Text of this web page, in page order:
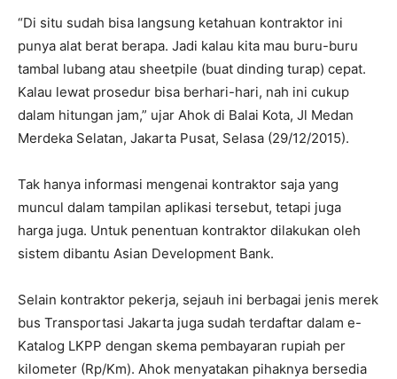
“Di situ sudah bisa langsung ketahuan kontraktor ini
punya alat berat berapa. Jadi kalau kita mau buru-buru
tambal lubang atau sheetpile (buat dinding turap) cepat.
Kalau lewat prosedur bisa berhari-hari, nah ini cukup
dalam hitungan jam,” ujar Ahok di Balai Kota, Jl Medan
Merdeka Selatan, Jakarta Pusat, Selasa (29/12/2015).
Tak hanya informasi mengenai kontraktor saja yang
muncul dalam tampilan aplikasi tersebut, tetapi juga
harga juga. Untuk penentuan kontraktor dilakukan oleh
sistem dibantu Asian Development Bank.
Selain kontraktor pekerja, sejauh ini berbagai jenis merek
bus Transportasi Jakarta juga sudah terdaftar dalam e-
Katalog LKPP dengan skema pembayaran rupiah per
kilometer (Rp/Km). Ahok menyatakan pihaknya bersedia